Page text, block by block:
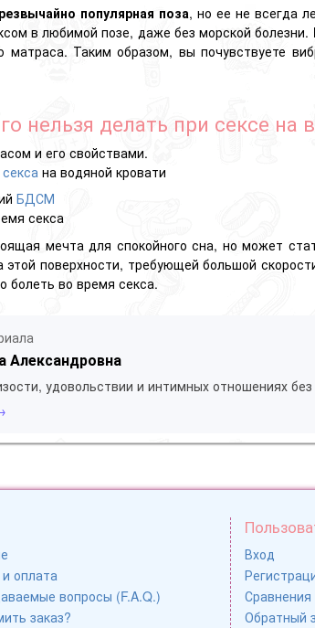
популярная поза, но ее не всегда
в любимой позе, даже без морской болезни.
матраса. Таким образом, вы почувствуете
нельзя делать при сексе на
и его свойствами.
на водяной кровати
БДСМ
секса
мечта для спокойного сна, но может
поверхности, требующей большой
болеть во время секса.
Александровна
удовольствии и интимных отношениях
оплата
вопросы (F.A.Q.)
заказ?
Вход
Сравнения
Обратный